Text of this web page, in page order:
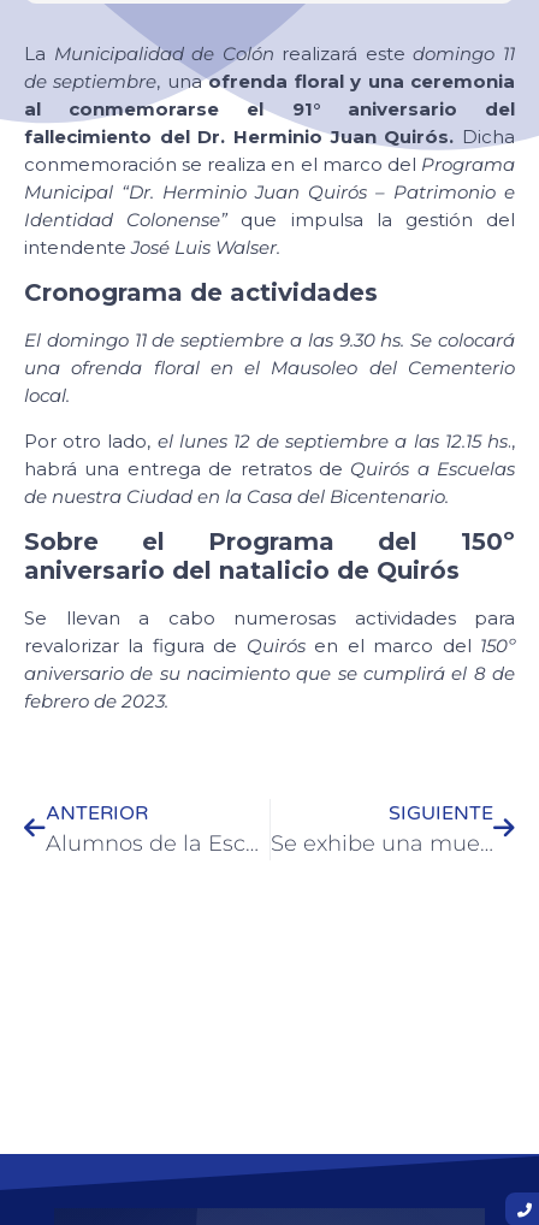
La Municipalidad de Colón realizará estedomingo 11
de septiembre, unaofrenda floral y una ceremonia
al conmemorarse el 91° aniversario del
fallecimiento del Dr. Herminio Juan Quirós. Dicha
conmemoración se realiza en el marco del Programa
Municipal “Dr. Herminio Juan Quirós – Patrimonio e
Identidad Colonense” que impulsa la gestión del
intendenteJosé Luis Walser.
Cronograma de actividades
El domingo 11 de septiembre a las 9.30 hs. Se colocará
una ofrenda floral en el Mausoleo del Cementerio
local.
Por otro lado, el lunes 12 de septiembre a las 12.15 hs.,
habrá una entrega de retratos de Quirós a Escuelas
de nuestra Ciudad en la Casa del Bicentenario.
Sobre el Programa del 150º
aniversario del natalicio de Quirós
Se llevan a cabo numerosas actividades para
revalorizar la figura de Quirósen el marco del 150º
aniversario de su nacimiento que se cumplirá el 8 de
febrero de 2023.
ANTERIOR
Alumnos de la Escuela de Jóvenes y Adultos N° 43 realizaron una visita educativa a la Reserva Norte
SIGUIENTE
Se exhibe una muestra de maquetas en el Museo Histórico Regional Colón